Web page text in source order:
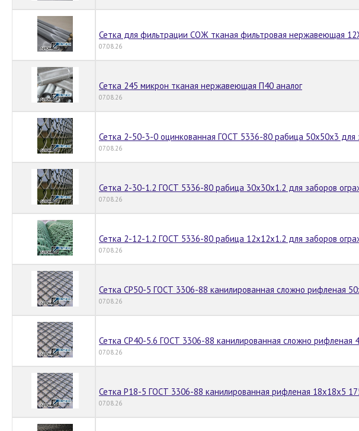
Сетка для фильтрации СОЖ тканая фильтровая нержавеющая
07.08.26
Сетка 245 микрон тканая нержавеющая П40 аналог
07.08.26
Сетка 2-50-3-0 оцинкованная ГОСТ 5336-80 рабица 50х50х3 для
07.08.26
Сетка 2-30-1.2 ГОСТ 5336-80 рабица 30х30х1.2 для заборов
07.08.26
Сетка 2-12-1.2 ГОСТ 5336-80 рабица 12х12х1.2 для заборов
07.08.26
Сетка СР50-5 ГОСТ 3306-88 канилированная сложно рифленая
07.08.26
Сетка СР40-5.6 ГОСТ 3306-88 канилированная сложно рифленая
07.08.26
Сетка Р18-5 ГОСТ 3306-88 канилированная рифленая 18х18х5
07.08.26